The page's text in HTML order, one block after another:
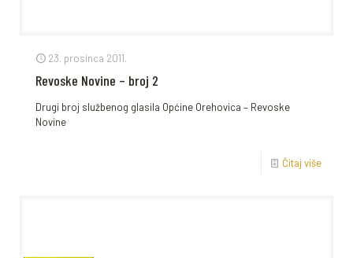
23. prosinca 2011.
Revoske Novine – broj 2
Drugi broj službenog glasila Općine Orehovica – Revoske
Novine
Čitaj više